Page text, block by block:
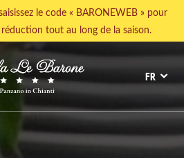
le code « BARONEWEB » pour
tout au long de la saison.
FR
CULTURELLES